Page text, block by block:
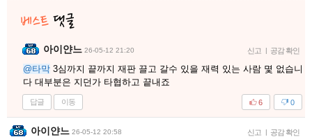
아이얀느 26-05-12 21:20 신고 | 공감 확인
@타막 3심까지 끝까지 재판 끌고 갈수 있을 재력 있는 사람 몇 없습니
다 대부분은 지던가 타협하고 끝내죠
답글 이동 0
6
아이얀느 26-05-12 20:58 신고 | 공감 확인